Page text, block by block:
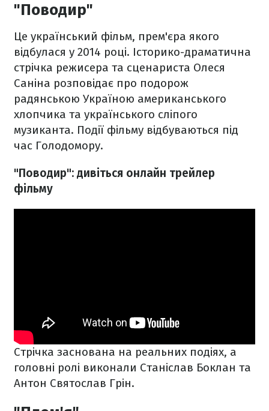
"Поводир"
Це український фільм, прем'єра якого
відбулася у 2014 році. Історико-драматична
стрічка режисера та сценариста Олеся
Саніна розповідає про подорож
радянською Україною американського
хлопчика та українського сліпого
музиканта. Події фільму відбуваються під
час Голодомору.
"Поводир": дивіться онлайн трейлер
фільму
Стрічка заснована на реальних подіях, а
головні ролі виконали Станіслав Боклан та
Антон Святослав Грін.